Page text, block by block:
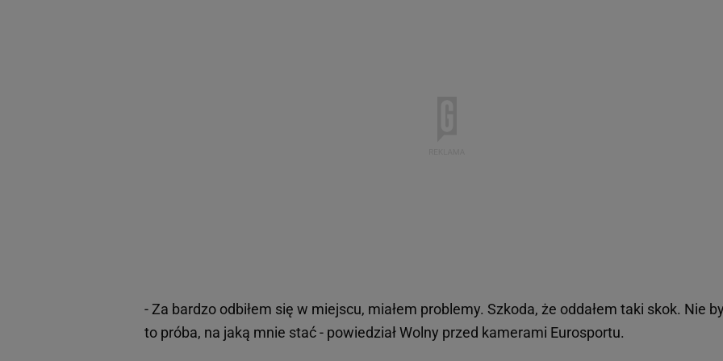
- Za bardzo odbiłem się w miejscu, miałem problemy. Szkoda, że oddałem taki skok. Nie
to próba, na jaką mnie stać - powiedział Wolny przed kamerami Eurosportu.